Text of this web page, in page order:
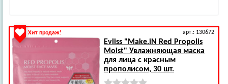
Хит продаж! арт.: 130672
Evliss"Make.iN Red Propolis
Moist" Увлажняющая маска
для лица с красным
прополисом, 30 шт.